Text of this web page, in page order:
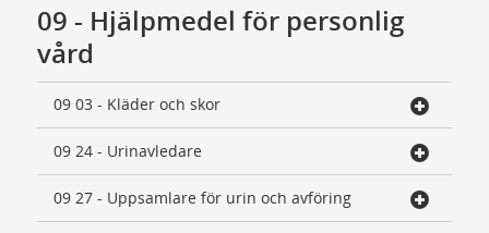
09 - Hjälpmedel för personlig
vård
09 03 - Kläder och skor
09 24 - Urinavledare
09 27 - Uppsamlare för urin och avföring